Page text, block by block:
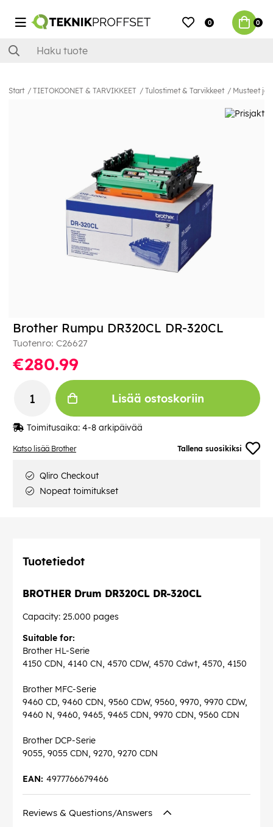
0 0
Start TIETOKOONET & TARVIKKEET Tulostimet & Tarvikkeet Musteet ja
Katso lisää Brother Tallena suosikiksi
Brother Rumpu DR320CL DR-320CL
Tuotenro: C26627
€280.99
Lisää ostoskoriin
Toimitusaika: 4-8 arkipäivää
Qliro Checkout
Nopeat toimitukset
Tuotetiedot
BROTHER Drum DR320CL DR-320CL
Capacity: 25.000 pages
Suitable for:
Brother HL-Serie
4150 CDN, 4140 CN, 4570 CDW, 4570 Cdwt, 4570, 4150
Brother MFC-Serie
9460 CD, 9460 CDN, 9560 CDW, 9560, 9970, 9970 CDW,
9460 N, 9460, 9465, 9465 CDN, 9970 CDN, 9560 CDN
Brother DCP-Serie
9055, 9055 CDN, 9270, 9270 CDN
4977766679466
EAN:
Reviews & Questions/Answers